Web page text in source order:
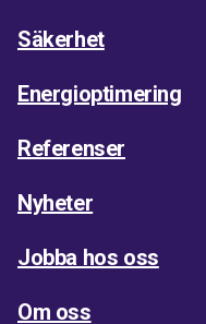
Säkerhet
Energioptimering
Referenser
Nyheter
Jobba hos oss
Om oss